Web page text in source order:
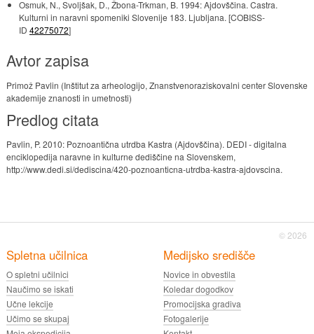
Osmuk, N., Svoljšak, D., Žbona-Trkman, B. 1994: Ajdovščina. Castra.
Kulturni in naravni spomeniki Slovenije 183. Ljubljana. [COBISS-
ID 42275072]
Avtor zapisa
Primož Pavlin (Inštitut za arheologijo, Znanstvenoraziskovalni center Slovenske
akademije znanosti in umetnosti)
Predlog citata
Pavlin, P. 2010: Poznoantična utrdba Kastra (Ajdovščina). DEDI - digitalna
enciklopedija naravne in kulturne dediščine na Slovenskem,
http://www.dedi.si/dediscina/420-poznoanticna-utrdba-kastra-ajdovscina.
© 2026
Spletna učilnica
O spletni učilnici
Naučimo se iskati
Učne lekcije
Učimo se skupaj
Medijsko središče
Novice in obvestila
Koledar dogodkov
Promocijska gradiva
Fotogalerije